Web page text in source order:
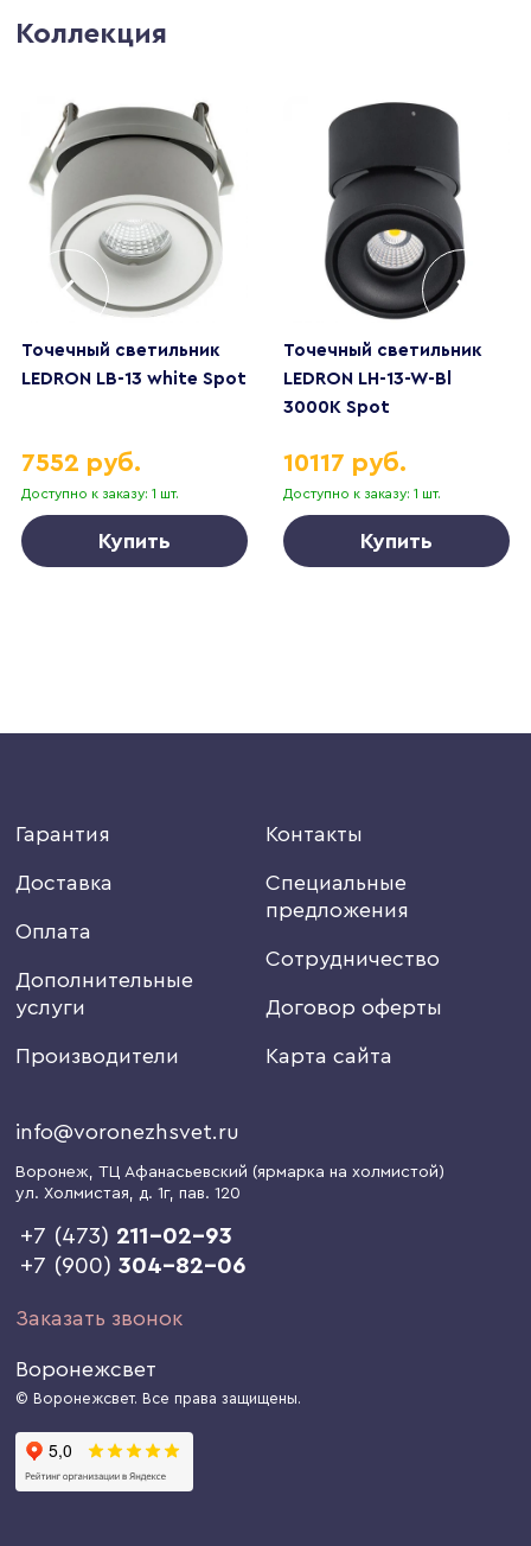
Коллекция
Точечный светильник
LEDRON LB-13 white Spot
Доступно к заказу: 1 шт.
7552 руб.
Купить
Точечный светильник
LEDRON LH-13-W-Bl
3000K Spot
Доступно к заказу: 1 шт.
10117 руб.
Купить
Гарантия
Доставка
Оплата
Дополнительные
услуги
Производители
Контакты
Специальные
предложения
Сотрудничество
Договор оферты
Карта сайта
info@voronezhsvet.ru
Воронеж, ТЦ Афанасьевский (ярмарка на холмистой)
ул. Холмистая, д. 1г, пав. 120
+7 (473) 211-02-93
+7 (900)304-82-06
Заказать звонок
Воронежсвет
© Воронежсвет. Все права защищены.